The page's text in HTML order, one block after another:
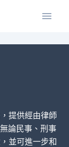
提供經由律師
論民事、刑事
並可進一步和